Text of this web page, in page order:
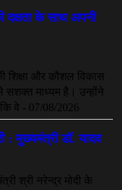
हिरासत में
लोक कला जगत